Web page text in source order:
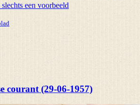
een voorbeeld
courant (29-06-1957)